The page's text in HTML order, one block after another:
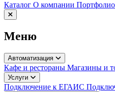
Каталог О компании Портфолио
Меню
Автоматизация
Кафе и рестораны Магазины и
Услуги
Подключение к ЕГАИС